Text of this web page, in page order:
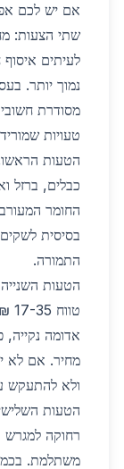
אם יש לכם
שתי הצעות:
לעיתים
נמוך יותר.
מסודרת
טעויות
הטעות
כבלים, ברזל
החומר
בסיסית
התמורה.
הטעות
אדומה נקייה,
מחיר. אם לא
ולא להתעקש
הטעות
רחוקה למגרש
משתלמת.